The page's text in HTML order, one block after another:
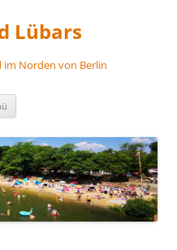
Lübars
im Norden von Berlin